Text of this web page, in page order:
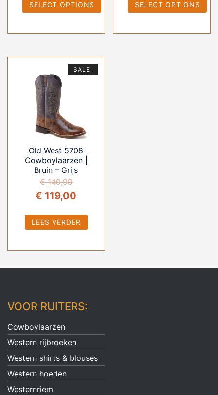
was:
is:
SELECT OPTIONS
was:
is:
SELECT OPTIONS
SALE!
Old West 5708
Cowboylaarzen |
Bruin – Grijs
€149,99
Oorspronkelijke
was:
€ 119,00
is:
LEES VERDER
VOOR RUITERS:
Cowboylaarzen
Western rijbroeken
Western shirts & blouses
Western hoeden
Westernriem